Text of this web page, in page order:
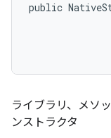
public
ライブラリ、メソ
ンストラクタ